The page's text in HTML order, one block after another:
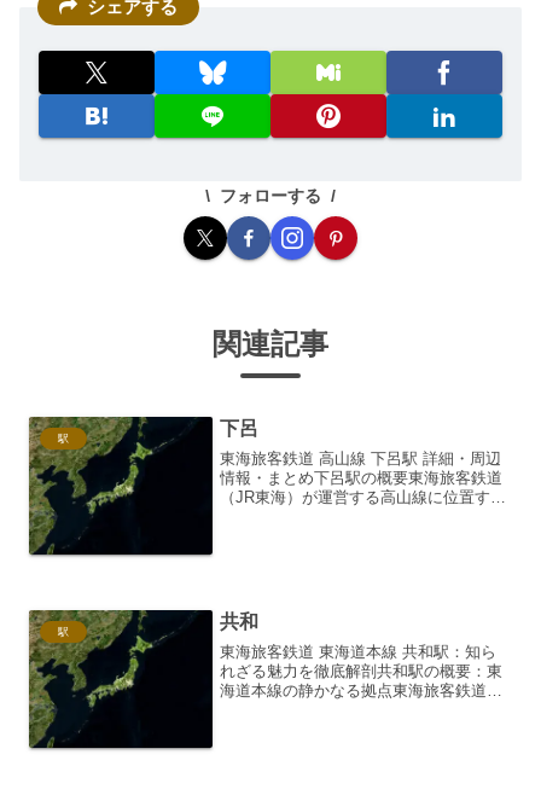
シェアする
フォローする
関連記事
駅 下呂
東海旅客鉄道 高山線 下呂駅 詳細・周辺
情報・まとめ下呂駅の概要東海旅客鉄道
（JR東海）が運営する高山線に位置する
駅 共和
東海旅客鉄道 東海道本線 共和駅：知ら
れざる魅力を徹底解剖共和駅の概要：東
海道本線の静かなる拠点東海旅客鉄道